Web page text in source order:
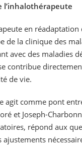
l’inhalothérapeute
en
de la clinique des
avec des maladies
contribue
de vie.
comme pont
et Joseph-
répond aux